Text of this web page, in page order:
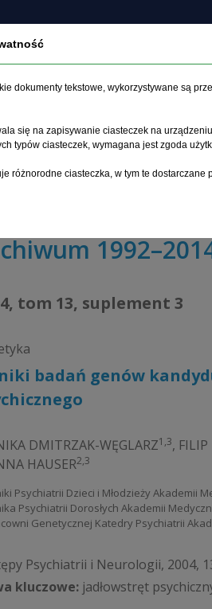
O czasopiśmie Archiwum
główna >Archiwum>suplement 3
badań genów kandydujących
tom 13, suplement 3
badań genów
DMITRZAK-WĘGLARZ1,3, FILIP
HAUSER2,3
Psychiatrii Dzieci i Młodzieży Akademii
Psychiatrii Dorosłych Akademii
Genetycznej Katedry Psychiatrii
Psychiatrii i Neurologii, 2004,
kluczowe: jadłowstręt
dokumenty tekstowe, wykorzystywane są
się na zapisywanie ciasteczek na
typów ciasteczek, wymagana jest zgoda
różnorodne ciasteczka, w tym te